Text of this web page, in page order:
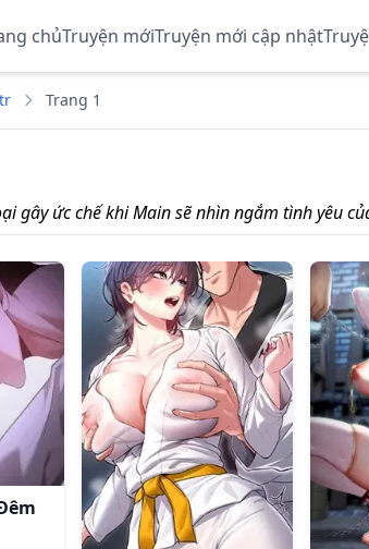
chủTruyện mớiTruyện mới cập nhật
Trang 1
gây ức chế khi Main sẽ nhìn ngắm tình yêu